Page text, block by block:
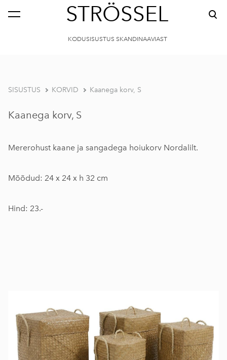
STRÖSSEL
KODUSISUSTUS SKANDINAAVIAST
SISUSTUS KORVID Kaanega korv, S
Kaanega korv, S
Mererohust kaane ja sangadega hoiukorv Nordalilt.
Mõõdud: 24 x 24 x h 32 cm
Hind: 23.-